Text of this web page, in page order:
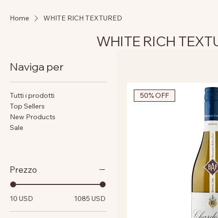
Home WHITE RICH TEXTURED
WHITE RICH
Naviga per
Tutti i prodotti
Top Sellers
New Products
Sale
Prezzo
10 USD 1085 USD
50% OFF